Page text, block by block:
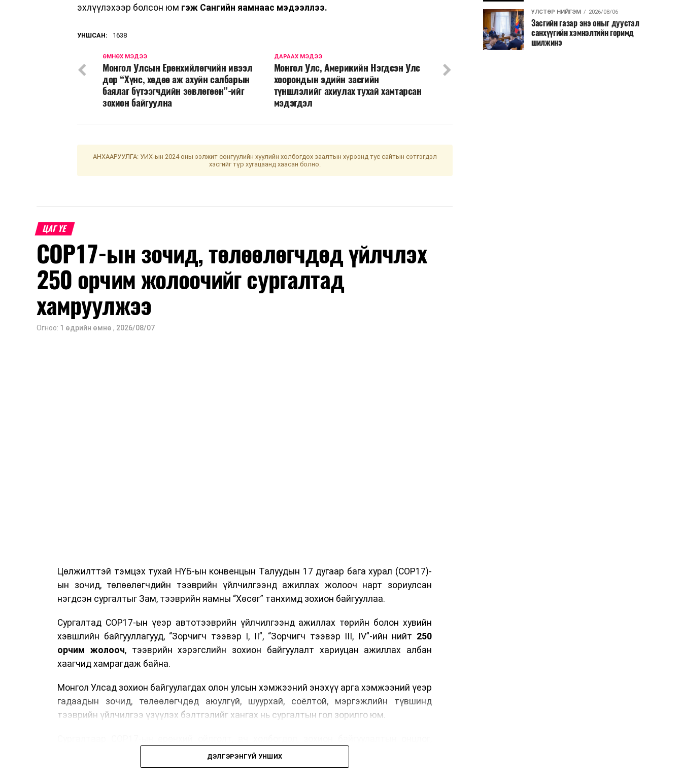
эхлүүлэхээр болсон юм гэж Сангийн яамнаас мэдээллээ.
УНШСАН: 1638
ДАРААХ МЭДЭЭ
Монгол Улс, Америкийн Нэгдсэн Улс
хоорондын эдийн засгийн
түншлэлийг ахиулах тухай хамтарсан
мэдэгдэл
ӨМНӨХ МЭДЭЭ
Монгол Улсын Ерөнхийлөгчийн ивээл
дор “Хүнс, хөдөө аж ахуйн салбарын
баялаг бүтээгчдийн зөвлөгөөн”-ийг
зохион байгуулна
АНХААРУУЛГА: УИХ-ын 2024 оны ээлжит сонгуулийн хуулийн холбогдох заалтын хүрээнд тус сайтын сэтгэгдэл
хэсгийг түр хугацаанд хаасан болно.
ЦАГ ҮЕ
COP17-ын зочид, төлөөлөгчдөд үйлчлэх
250 орчим жолоочийг сургалтад
хамруулжээ
Огноо: 1 өдрийн өмнө , 2026/08/07
Цөлжилттэй тэмцэх тухай НҮБ-ын конвенцын Талуудын 17 дугаар бага хурал (COP17)-
ын зочид, төлөөлөгчдийн тээврийн үйлчилгээнд ажиллах жолооч нарт зориулсан
нэгдсэн сургалтыг Зам, тээврийн яамны “Хөсөг” танхимд зохион байгууллаа.
Сургалтад COP17-ын үеэр автотээврийн үйлчилгээнд ажиллах төрийн болон хувийн
хэвшлийн байгууллагууд, “Зорчигч тээвэр I, II”, “Зорчигч тээвэр III, IV”-ийн нийт 250
орчим жолооч, тээврийн хэрэгслийн зохион байгуулалт хариуцан ажиллах албан
хаагчид хамрагдаж байна.
Монгол Улсад зохион байгуулагдах олон улсын хэмжээний энэхүү арга хэмжээний үеэр
гадаадын зочид, төлөөлөгчдөд аюулгүй, шуурхай, соёлтой, мэргэжлийн түвшинд
тээврийн үйлчилгээ үзүүлэх бэлтгэлийг хангах нь сургалтын гол зорилго юм.
зочид, төлөөлөгчдийн ангилал, үйлчилгээний стандарт, жолооч нарын үүрэг
хариуцлага, сахилга бат, үйлчилгээний соёл, ёс зүй, мэргэжлийн харилцааны талаар
ДЭЛГЭРЭНГҮЙ УНШИХ
УЛСТӨР НИЙГЭМ 2026/08/06
Засгийн газар энэ оныг дуустал
санхүүгийн хэмнэлтийн горимд
шилжинэ